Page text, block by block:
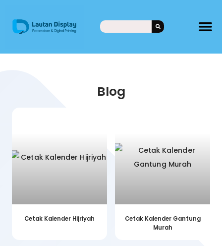
Blog
Cetak Kalender Hijriyah
Cetak Kalender Gantung
Murah